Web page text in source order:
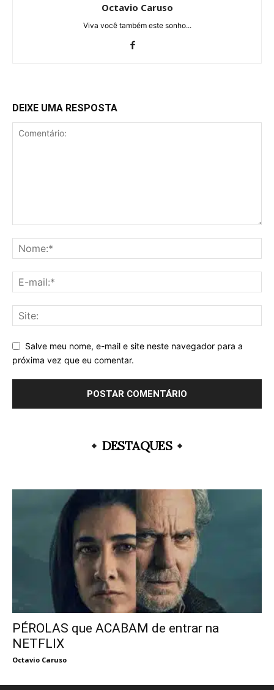
Octavio Caruso
Viva você também este sonho...
DEIXE UMA RESPOSTA
Salve meu nome, e-mail e site neste navegador para a
próxima vez que eu comentar.
DESTAQUES
PÉROLAS que ACABAM de entrar na
NETFLIX
Octavio Caruso